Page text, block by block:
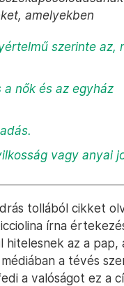
amelyekben
szerinte az,
a nők és az egyház
vagy anyai
tollából cikket
írna
hitelesnek az a pap,
a tévés
a valóságot ez a